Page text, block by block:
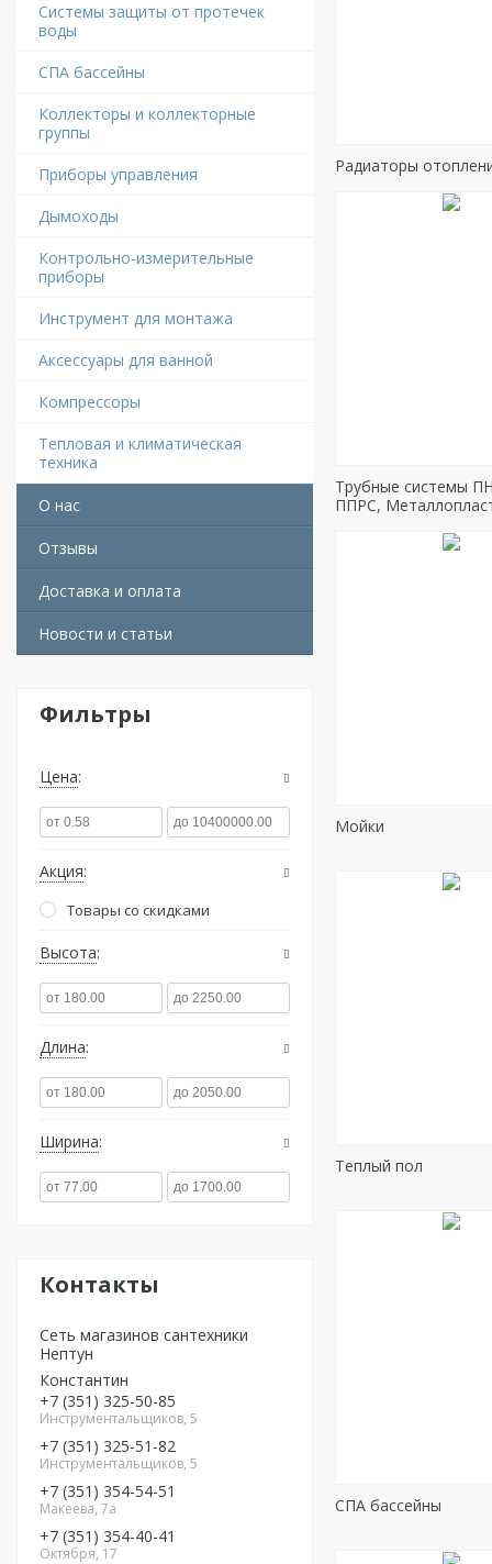
Системы защиты от протечек
воды
СПА бассейны
Коллекторы и коллекторные
группы
Приборы управления
Дымоходы
Контрольно-измерительные
приборы
Инструмент для монтажа
Аксессуары для ванной
Компрессоры
Тепловая и климатическая
техника
О нас
Отзывы
Доставка и оплата
Новости и статьи
Фильтры
Цена
Акция
Товары со скидками
Высота
Длина
Ширина
Контакты
Сеть магазинов сантехники
Нептун
Константин
+7 351 325-50-85
Инструментальщиков, 5
+7 351 325-51-82
Инструментальщиков, 5
+7 351 354-54-51
Макеева, 7а
+7 351 354-40-41
Октября, 17
Радиаторы
Трубные системы
ППРС,
Мойки
Теплый пол
СПА бассейны